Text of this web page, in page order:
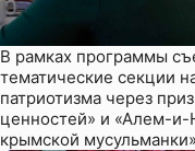
В рамках программы
тематические секции
патриотизма через
ценностей» и «Алем-
крымской